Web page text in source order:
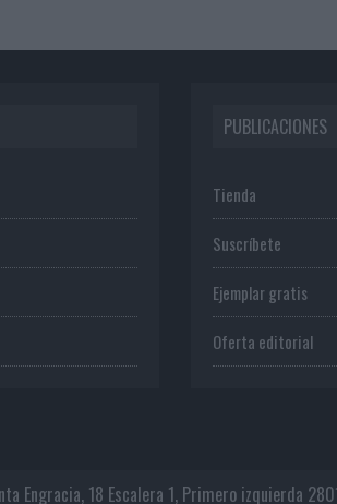
PUBLICACIONES
Tienda
Suscríbete
Ejemplar gratis
Oferta editorial
Engracia, 18 Escalera 1, Primero izquierda